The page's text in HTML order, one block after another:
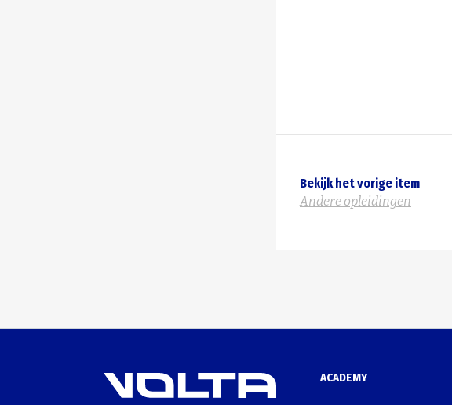
Bekijk het vorige item
Andere opleidingen
ACADEMY